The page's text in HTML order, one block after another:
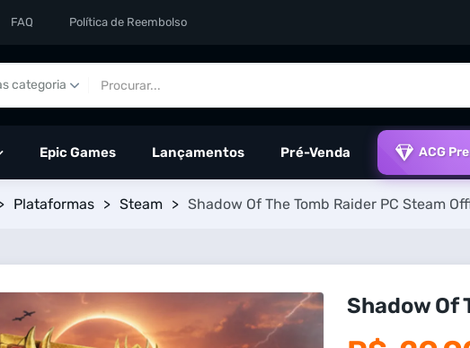
FAQ Política de Reembolso
Epic Games Lançamentos Pré-Venda ACG
Plataformas > Steam > Shadow Of The Tomb Raider PC Steam
Shadow Of